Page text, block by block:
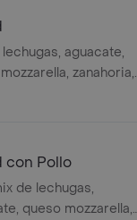
aguacate,
zanahoria,
frito, con
con Pollo
de lechugas,
queso mozzarella,